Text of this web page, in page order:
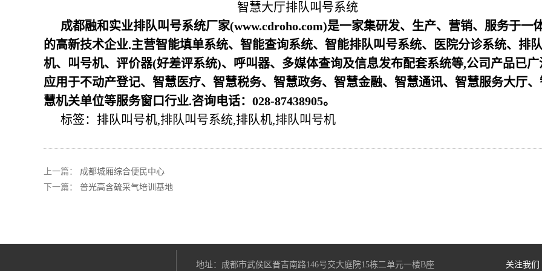
智慧大厅排队叫号系统
成都融和实业排队叫号系统厂家(www.cdroho.com)是一家集研发、生产、营销、服务于一
的高新技术企业.主营智能填单系统、智能查询系统、智能排队叫号系统、医院分诊系统、排队
机、叫号机、评价器(好差评系统)、呼叫器、多媒体查询及信息发布配套系统等,公司产品已广
应用于不动产登记、智慧医疗、智慧税务、智慧政务、智慧金融、智慧通讯、智慧服务大厅、
慧机关单位等服务窗口行业.咨询电话：028-87438905。
标签： 排队叫号机,排队叫号系统,排队机,排队叫号机
上一篇： 成都城厢综合便民中心
下一篇： 普光高含硫采气培训基地
地址：成都市武侯区晋吉南路146号交大庭院15栋二单元一楼B座 关注我们